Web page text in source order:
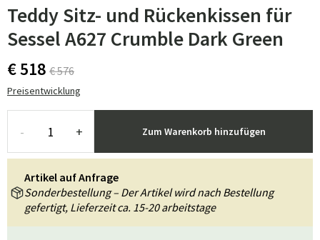
Teddy Sitz- und Rückenkissen für
Sessel A627 Crumble Dark Green
€ 518 € 576
Preisentwicklung
- + Zum Warenkorb hinzufügen
Artikel auf Anfrage
Sonderbestellung – Der Artikel wird nach Bestellung
gefertigt, Lieferzeit ca. 15-20 arbeitstage